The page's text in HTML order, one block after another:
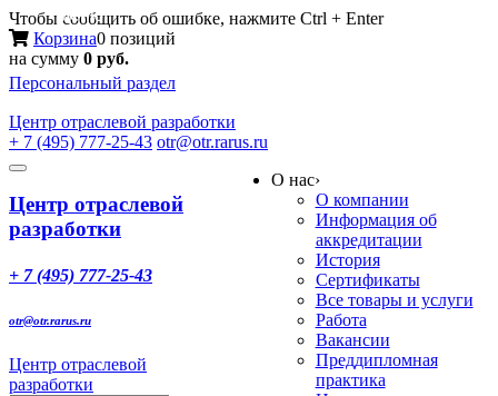
Чтобы сообщить об ошибке, нажмите Ctrl + Enter
Корзина0 позиций
на сумму 0 руб.
Персональный раздел
Центр отраслевой разработки
+ 7 (495) 777-25-43 otr@otr.rarus.ru
Toggle
Меню
Центр отраслевой
разработки
+ 7 (495) 777-25-43
otr@otr.rarus.ru
Центр отраслевой
разработки
О нас›
О компании
Информация об
аккредитации
История
Сертификаты
Все товары и услуги
Работа
Вакансии
Преддипломная
практика